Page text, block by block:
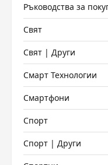
Ръководства за
Свят
Свят | Други
Смарт Технологии
Смартфони
Спорт
Спорт | Други